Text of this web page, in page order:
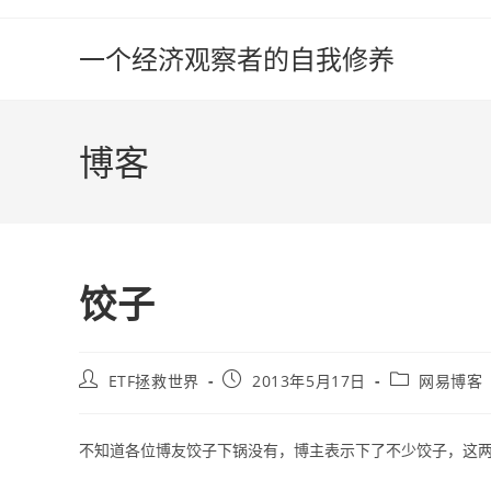
一个经济观察者的自我修养
博客
饺子
PostETF拯救世界
Post2013年5月17日
Post网易博客
不知道各位博友饺子下锅没有，博主表示下了不少饺子，这